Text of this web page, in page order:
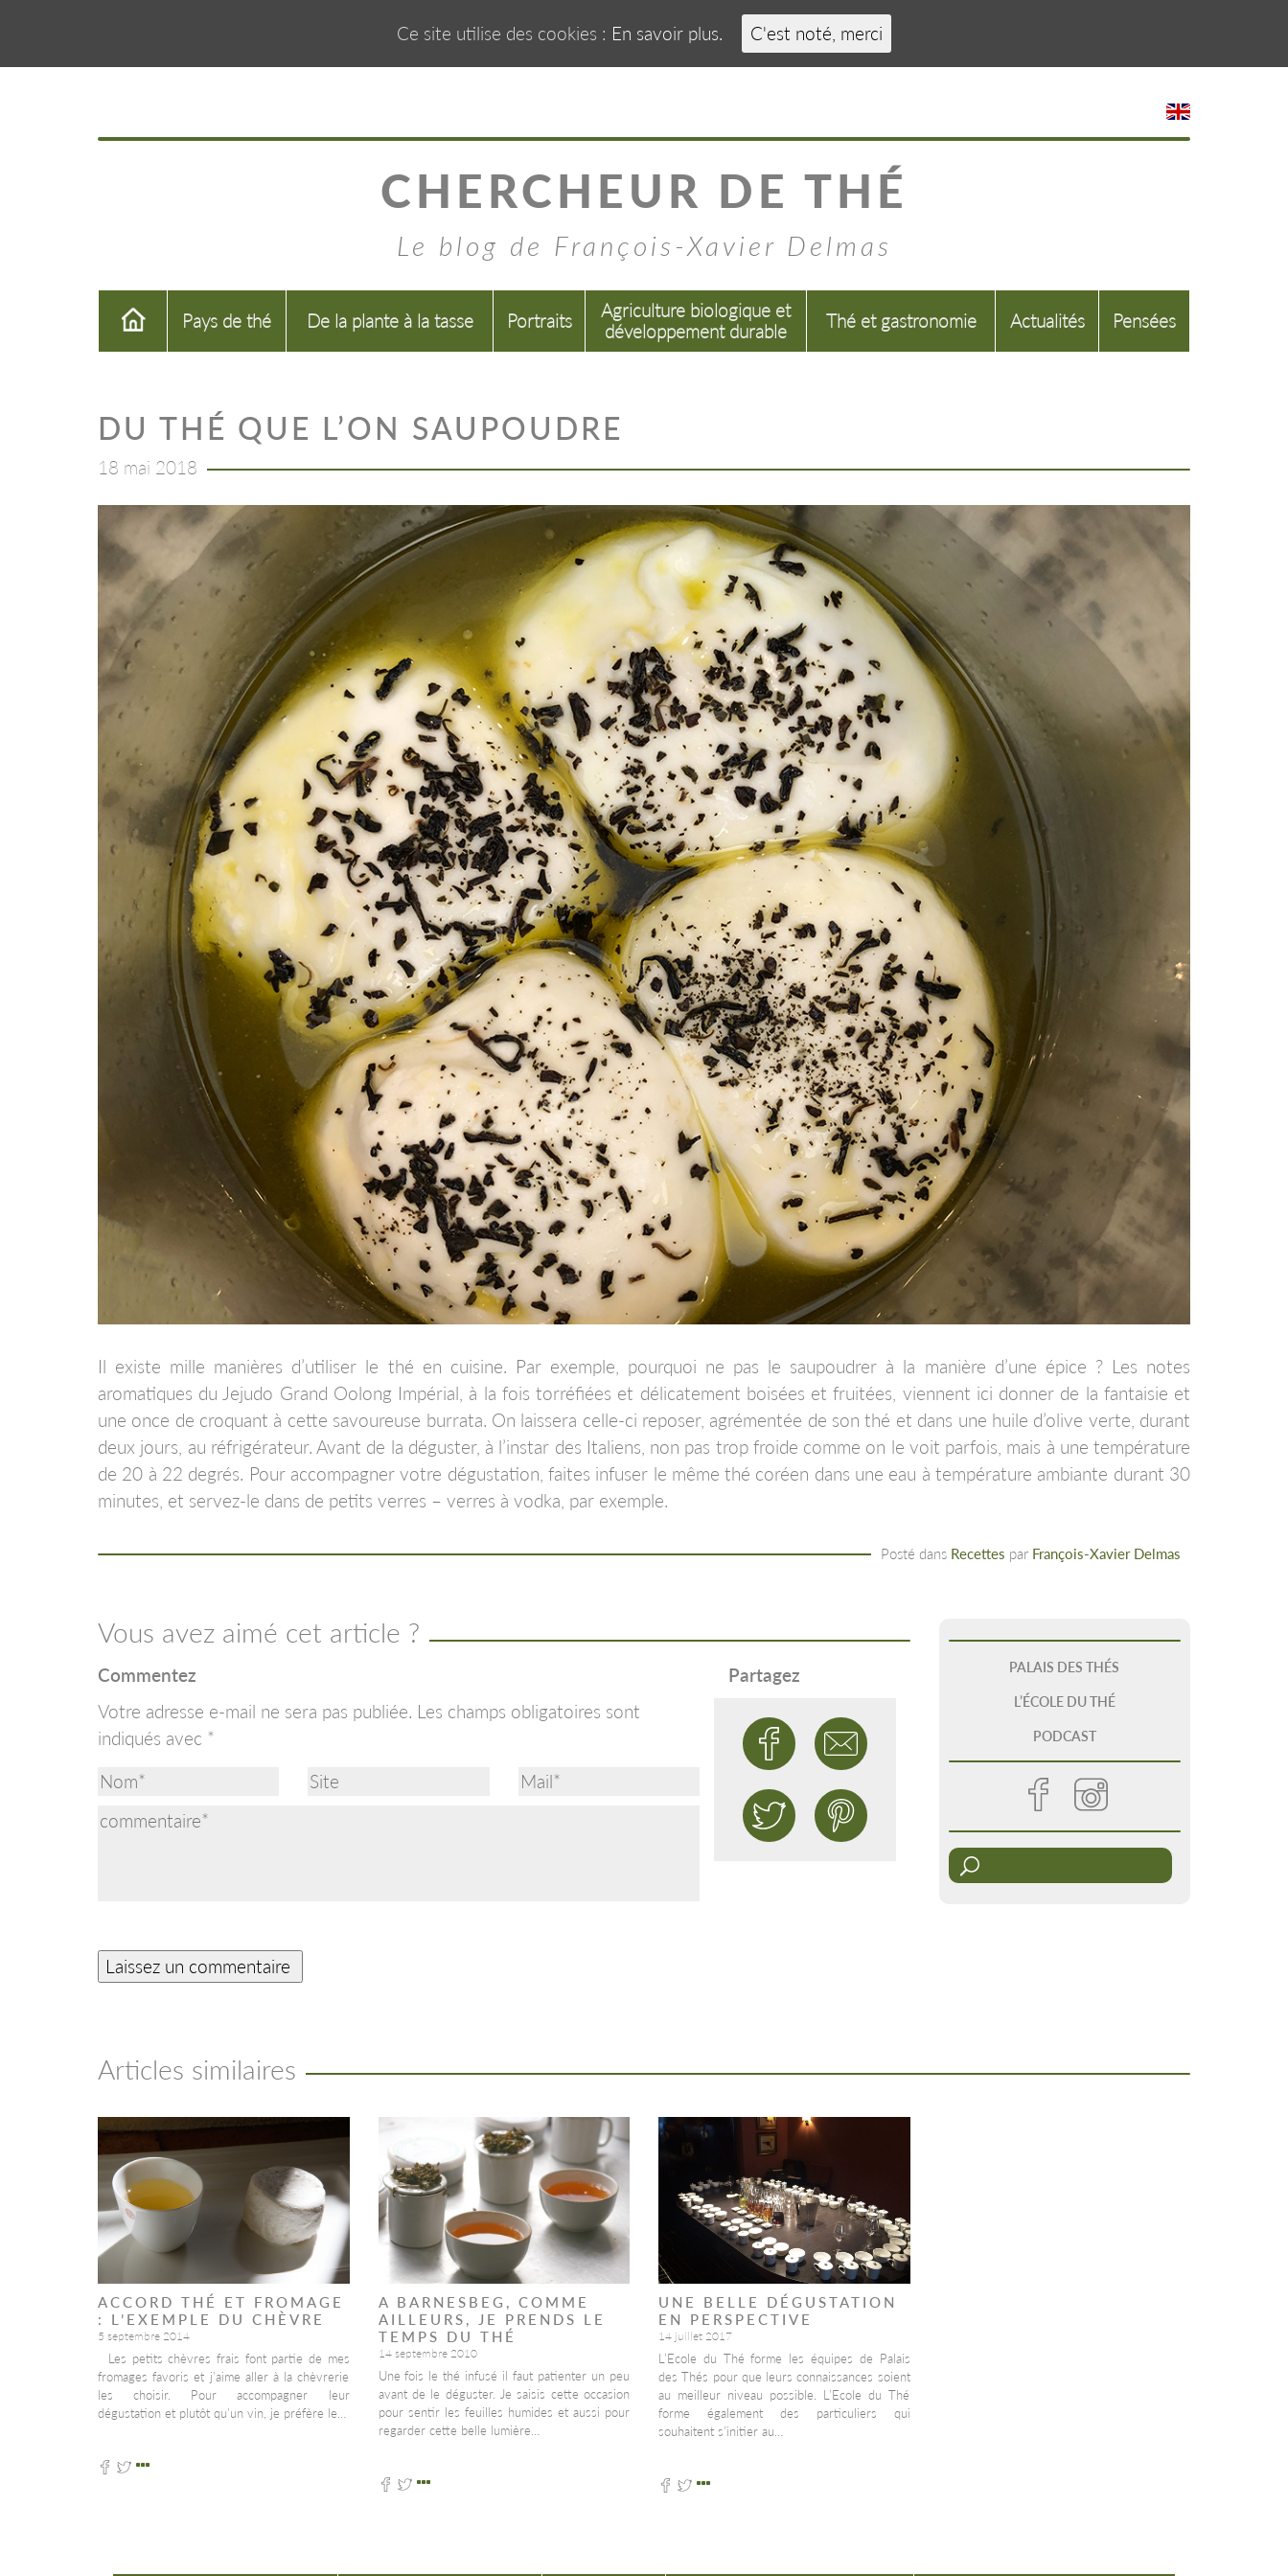
CHERCHEUR DE THÉ
Le blog de François-Xavier Delmas
Pays de thé De la plante à la tasse Portraits
Agriculture biologique et
développement durable
Thé et gastronomie Actualités Pensées
DU THÉ QUE L’ON SAUPOUDRE
18 mai 2018
Il existe mille manières d’utiliser le thé en cuisine. Par exemple, pourquoi ne pas le saupoudrer à la manière d’une épice ? Les notes
aromatiques du Jejudo Grand Oolong Impérial, à la fois torréfiées et délicatement boisées et fruitées, viennent ici donner de la fantaisie et
une once de croquant à cette savoureuse burrata. On laissera celle-ci reposer, agrémentée de son thé et dans une huile d’olive verte, durant
deux jours, au réfrigérateur. Avant de la déguster, à l’instar des Italiens, non pas trop froide comme on le voit parfois, mais à une température
de 20 à 22 degrés. Pour accompagner votre dégustation, faites infuser le même thé coréen dans une eau à température ambiante durant 30
minutes, et servez-le dans de petits verres – verres à vodka, par exemple.
Posté dans Recettes par François-Xavier Delmas
Vous avez aimé cet article ?
Commentez
Votre adresse e-mail ne sera pas publiée. Les champs obligatoires sont
indiqués avec *
Partagez PALAIS DES THÉS
L’ÉCOLE DU THÉ
PODCAST
Articles similaires
ACCORD THÉ ET FROMAGE
: L’EXEMPLE DU CHÈVRE
5 septembre 2014
Les petits chèvres frais font partie de mes
fromages favoris et j’aime aller à la chèvrerie
les choisir. Pour accompagner leur
dégustation et plutôt qu’un vin, je préfère le…
A BARNESBEG, COMME
AILLEURS, JE PRENDS LE
TEMPS DU THÉ
14 septembre 2010
Une fois le thé infusé il faut patienter un peu
avant de le déguster. Je saisis cette occasion
pour sentir les feuilles humides et aussi pour
regarder cette belle lumière…
UNE BELLE DÉGUSTATION
EN PERSPECTIVE
14 juillet 2017
L’Ecole du Thé forme les équipes de Palais
des Thés pour que leurs connaissances soient
au meilleur niveau possible. L’Ecole du Thé
forme également des particuliers qui
souhaitent s’initier au…
Ce site utilise des cookies : En savoir plus. C'est noté, merci